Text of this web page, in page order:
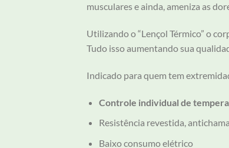
musculares e ainda, ameniza as
Utilizando o “Lençol Térmico” o
Tudo isso aumentando sua
Indicado para quem tem
Controle individual de
Resistência revestida,
Baixo consumo elétrico